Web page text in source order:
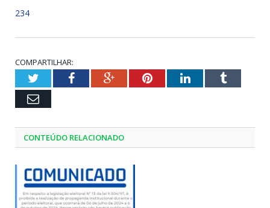
234
COMPARTILHAR:
TwitterFacebookGoogle+PinterestLinkedInTumblr
Email
CONTEÚDO RELACIONADO